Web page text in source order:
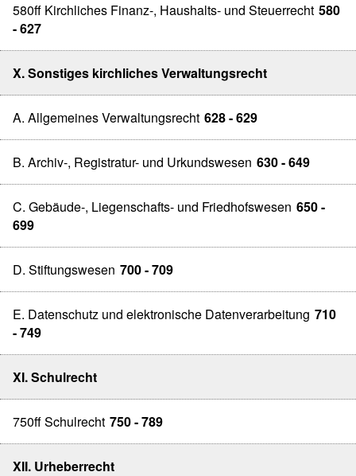
580ff Kirchliches Finanz-, Haushalts- und Steuerrecht 580
- 627
X. Sonstiges kirchliches Verwaltungsrecht
A. Allgemeines Verwaltungsrecht 628 - 629
B. Archiv-, Registratur- und Urkundswesen 630 - 649
C. Gebäude-, Liegenschafts- und Friedhofswesen 650 -
699
D. Stiftungswesen 700 - 709
E. Datenschutz und elektronische Datenverarbeitung 710
- 749
XI. Schulrecht
750ff Schulrecht 750 - 789
XII. Urheberrecht